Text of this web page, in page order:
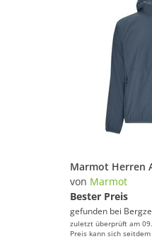
von Marmot
Bester Preis
gefunden bei
zuletzt überprüft am
Preis kann sich